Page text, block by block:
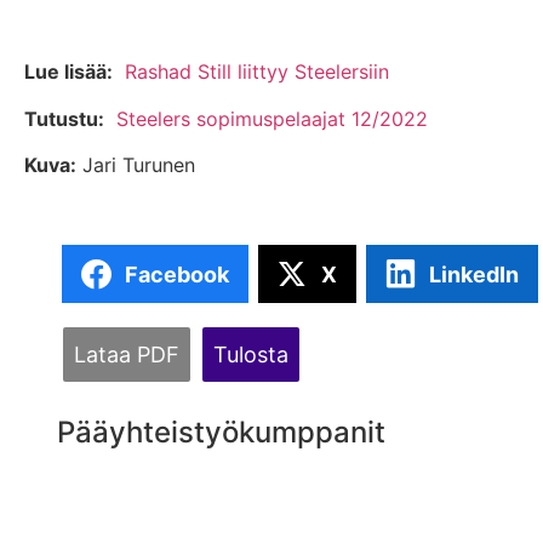
Lue lisää: Rashad Still liittyy Steelersiin
Tutustu: Steelers sopimuspelaajat 12/2022
Kuva: Jari Turunen
Facebook X LinkedIn
Lataa PDF Tulosta
Pääyhteistyökumppanit